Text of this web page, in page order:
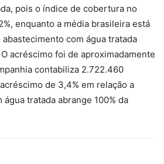
pois o índice de cobertura no
enquanto a média brasileira está
com água tratada
acréscimo foi de aproximadamente
contabiliza 2.722.460
de 3,4% em relação a
água tratada abrange 100% da